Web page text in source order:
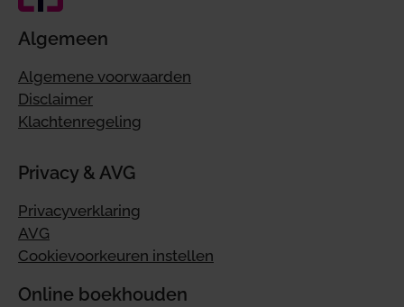
Algemeen
Algemene voorwaarden
Disclaimer
Klachtenregeling
Privacy & AVG
Privacyverklaring
AVG
Cookievoorkeuren instellen
Online boekhouden